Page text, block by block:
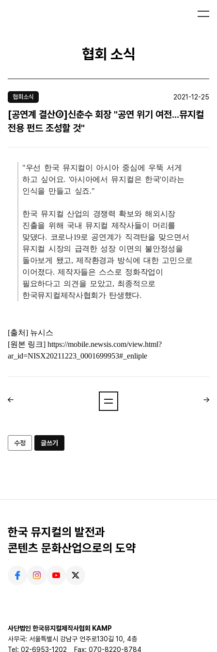
협회 소식
협회소식 2021-12-25
[공연계 결산②]신춘수 회장 "공연 위기 여전...뮤지컬
전용 펀드 조성할 것"
"우선 한국 뮤지컬이 아시아 중심에 우뚝 서게
하고 싶어요. '아시아에서 뮤지컬은 한국'이라는
인식을 만들고 싶죠."
한국 뮤지컬 산업의 경쟁력 확보와 해외시장
진출을 위해 국내 뮤지컬 제작사들이 머리를
맞댔다. 코로나19로 공연계가 직격탄을 맞으면서
뮤지컬 시장의 급격한 성장 이면의 불안정성을
돌아보게 됐고, 제작환경과 방식에 대한 고민으로
이어졌다. 제작자들은 스스로 정화작업이
필요하다고 의견을 모았고, 최종적으로
한국뮤지컬제작사협회가 탄생했다.
[출처] 뉴시스
[원본 링크] https://mobile.newsis.com/view.html?
ar_id=NISX20211223_0001699953#_enliple
수정 글쓰기
한국 뮤지컬의 발전과
콘텐츠 문화산업으로의 도약
사단법인 한국뮤지컬제작사협회 KAMP
사무국: 서울특별시 강남구 언주로130길 10, 4층
Tel: 02-6953-1202
Fax: 070-8220-8784